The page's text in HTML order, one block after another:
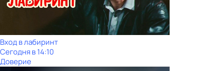
Вход в лабиринт
Сегодня в 14:10
Доверие